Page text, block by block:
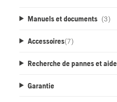
Manuels et documents (3)
Accessoires(7)
Recherche de pannes et aide
Garantie